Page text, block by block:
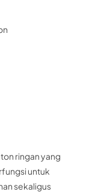
ringan yang
untuk
sekaligus